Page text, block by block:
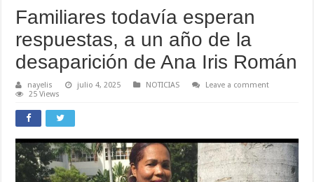
Familiares todavía esperan
respuestas, a un año de la
desaparición de Ana Iris Román
nayelis julio 4, 2025 NOTICIAS
Leave a comment
25 Views